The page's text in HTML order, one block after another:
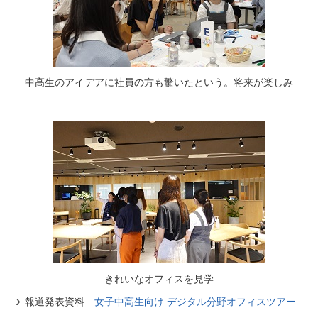
中高生のアイデアに社員の方も驚いたという。将来が楽しみ
きれいなオフィスを見学
報道発表資料女子中高生向け デジタル分野オフィスツアー